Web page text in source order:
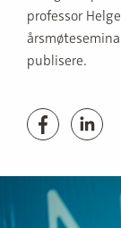
professor
publisere.